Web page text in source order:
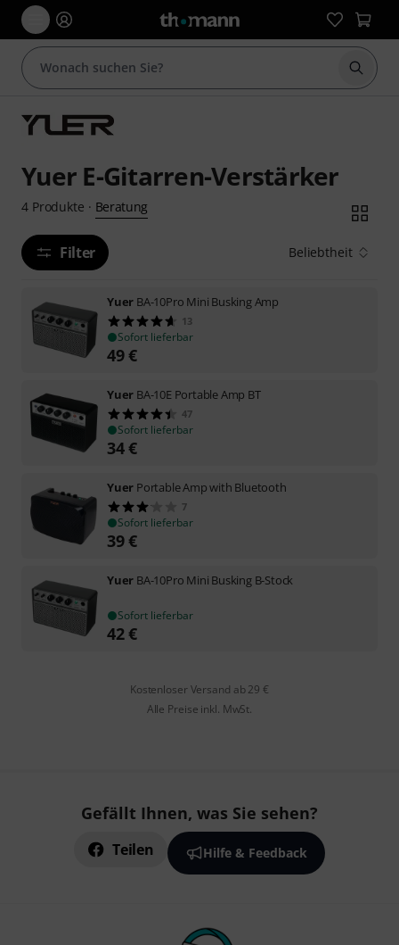
Suche
Yuer E-Gitarren-Verstärker
4 Produkte · Beratung
Filter Beliebtheit
Yuer BA-10Pro Mini Busking Amp
13
Sofort lieferbar
49€
Yuer BA-10E Portable Amp BT
47
Sofort lieferbar
34€
Yuer Portable Amp with Bluetooth
7
Sofort lieferbar
39€
Yuer BA-10Pro Mini Busking B-Stock
Sofort lieferbar
42€
Kostenloser Versand ab 29 €
Alle Preise inkl. MwSt.
Gefällt Ihnen, was Sie sehen?
Teilen Hilfe & Feedback